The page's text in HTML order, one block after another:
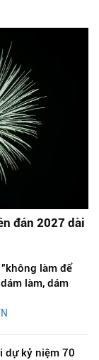
đán 2027 dài
làm để
làm, dám
dự kỷ niệm 70